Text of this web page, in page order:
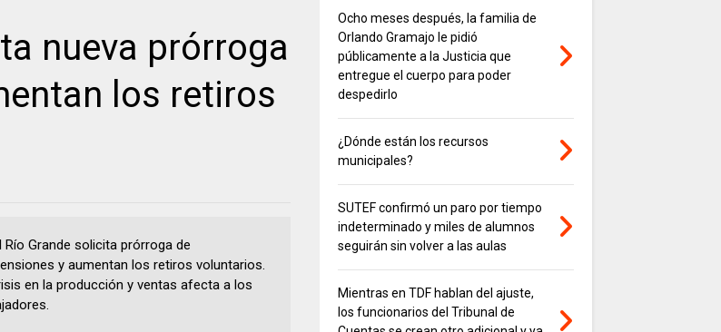
nueva prórroga
los retiros
Río Grande solicita prórroga de
y aumentan los retiros voluntarios.
en la producción y ventas afecta a los
Ocho meses después, la familia de
Orlando Gramajo le pidió
públicamente a la Justicia que
entregue el cuerpo para poder
despedirlo
¿Dónde están los recursos
municipales?
SUTEF confirmó un paro por tiempo
indeterminado y miles de alumnos
seguirán sin volver a las aulas
Mientras en TDF hablan del ajuste,
los funcionarios del Tribunal de